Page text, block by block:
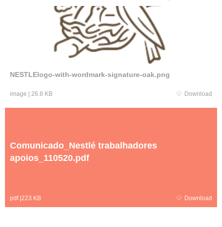
NESTLElogo-with-wordmark-signature-oak.png
image | 26.8 KB Download
Comunicado_Nestlé trabalhadores
apoios_110520.pdf
pdf|223 KB Download